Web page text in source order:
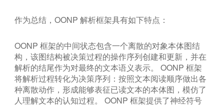
作为总结，OONP 解析框架具有如下特点：
OONP 框架的中间状态包含一个离散的对象本体图结
构，该图结构被决策过程的操作序列创建和更新，并在
解析的结尾作为对最终的文本语义表示。 OONP 框架
将解析过程转化为决策序列：按照文本阅读顺序做出各
种离散动作，形成能够表征已读文本的本体图，模仿了
人理解文本的认知过程。 OONP 框架提供了神经符号